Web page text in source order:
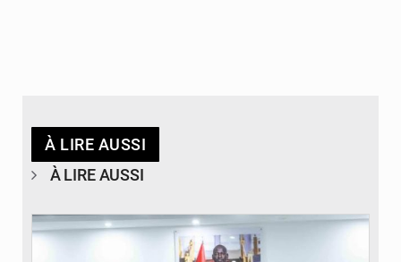
À LIRE AUSSI
À LIRE AUSSI